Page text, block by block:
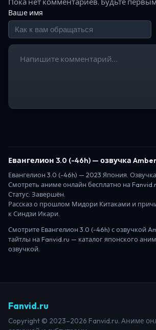
Пока нет комментариев. Будьте
Ваше имя
Евангелион 3.0 (-46h) — озвучка Amber
Евангелион 3.0 (-46h) — 2023 Япония.
Смотреть аниме онлайн бесплатно на
Статус: Завершён.
Рассказ о прошлом Мидори Китаками и
к Синдзи Икари.
Смотрите Евангелион 3.0 (-46h) с озвучкой
тайтлы на Fanvid.ru — каталог японского
озвучкой.
Fanvid.ru
Copyright © 2023–2026 Fanvid.ru. Аниме